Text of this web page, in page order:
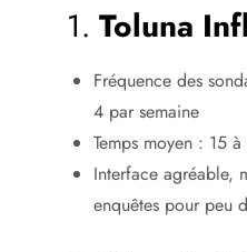
1. Toluna
Fréquence des
4 par semaine
Temps moyen : 15
Interface agréable,
enquêtes pour peu